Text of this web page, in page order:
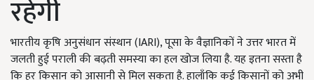
रहेगी
भारतीय कृषि अनुसंधान संस्थान (IARI), पूसा के वैज्ञानिकों ने उत्तर भारत में
जलती हुई पराली की बढ़ती समस्या का हल खोज लिया है. यह इतना सस्ता है
कि हर किसान को आसानी से मिल सकता है. हालाँकि कई किसानों को अभी